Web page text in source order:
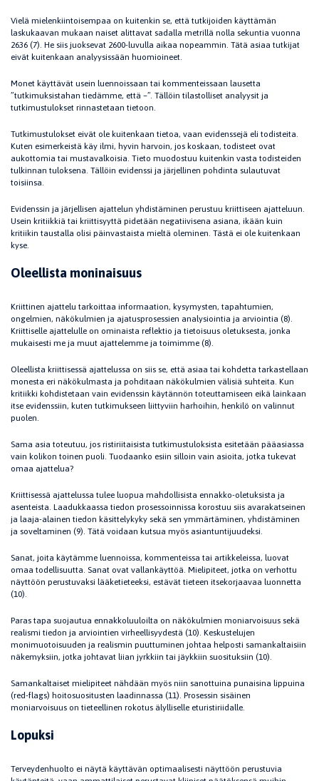
Vielä mielenkiintoisempaa on kuitenkin se, että tutkijoiden käyttämän
laskukaavan mukaan naiset alittavat sadalla metrillä nolla sekuntia vuonna
2636 (7). He siis juoksevat 2600-luvulla aikaa nopeammin. Tätä asiaa tutkijat
eivät kuitenkaan analyysissään huomioineet.
Monet käyttävät usein luennoissaan tai kommenteissaan lausetta
”tutkimuksistahan tiedämme, että –”. Tällöin tilastolliset analyysit ja
tutkimustulokset rinnastetaan tietoon.
Tutkimustulokset eivät ole kuitenkaan tietoa, vaan evidenssejä eli todisteita.
Kuten esimerkeistä käy ilmi, hyvin harvoin, jos koskaan, todisteet ovat
aukottomia tai mustavalkoisia. Tieto muodostuu kuitenkin vasta todisteiden
tulkinnan tuloksena. Tällöin evidenssi ja järjellinen pohdinta sulautuvat
toisiinsa.
Evidenssin ja järjellisen ajattelun yhdistäminen perustuu kriittiseen ajatteluun.
Usein kritiikkiä tai kriittisyyttä pidetään negatiivisena asiana, ikään kuin
kritiikin taustalla olisi päinvastaista mieltä oleminen. Tästä ei ole kuitenkaan
kyse.
Oleellista moninaisuus
Kriittinen ajattelu tarkoittaa informaation, kysymysten, tapahtumien,
ongelmien, näkökulmien ja ajatusprosessien analysiointia ja arviointia (8).
Kriittiselle ajattelulle on ominaista reflektio ja tietoisuus oletuksesta, jonka
mukaisesti me ja muut ajattelemme ja toimimme (8).
Oleellista kriittisessä ajattelussa on siis se, että asiaa tai kohdetta tarkastellaan
monesta eri näkökulmasta ja pohditaan näkökulmien välisiä suhteita. Kun
kritiikki kohdistetaan vain evidenssin käytännön toteuttamiseen eikä lainkaan
itse evidenssiin, kuten tutkimukseen liittyviin harhoihin, henkilö on valinnut
puolen.
Sama asia toteutuu, jos ristiriitaisista tutkimustuloksista esitetään pääasiassa
vain kolikon toinen puoli. Tuodaanko esiin silloin vain asioita, jotka tukevat
omaa ajattelua?
Kriittisessä ajattelussa tulee luopua mahdollisista ennakko-oletuksista ja
asenteista. Laadukkaassa tiedon prosessoinnissa korostuu siis avarakatseinen
ja laaja-alainen tiedon käsittelykyky sekä sen ymmärtäminen, yhdistäminen
ja soveltaminen (9). Tätä voidaan kutsua myös asiantuntijuudeksi.
Sanat, joita käytämme luennoissa, kommenteissa tai artikkeleissa, luovat
omaa todellisuutta. Sanat ovat vallankäyttöä. Mielipiteet, jotka on verhottu
näyttöön perustuvaksi lääketieteeksi, estävät tieteen itsekorjaavaa luonnetta
(10).
Paras tapa suojautua ennakkoluuloilta on näkökulmien moniarvoisuus sekä
realismi tiedon ja arviointien virheellisyydestä (10). Keskustelujen
monimuotoisuuden ja realismin puuttuminen johtaa helposti samankaltaisiin
näkemyksiin, jotka johtavat liian jyrkkiin tai jäykkiin suosituksiin (10).
Samankaltaiset mielipiteet nähdään myös niin sanottuina punaisina lippuina
(red-flags) hoitosuositusten laadinnassa (11). Prosessin sisäinen
moniarvoisuus on tieteellinen rokotus älylliselle eturistiriidalle.
Lopuksi
Terveydenhuolto ei näytä käyttävän optimaalisesti näyttöön perustuvia